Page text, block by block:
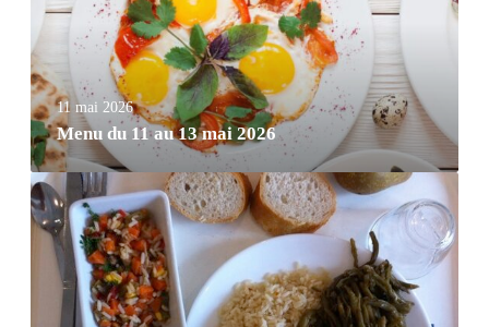
11 mai 2026
Menu du 11 au 13 mai 2026